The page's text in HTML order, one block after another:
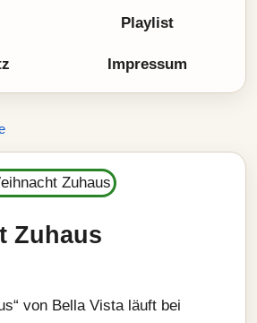
Playlist
Impressum
Zuhaus
von Bella Vista läuft bei